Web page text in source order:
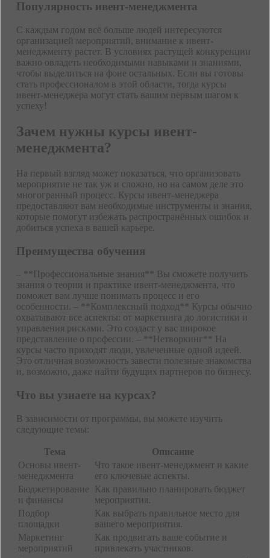
Популярность ивент-менеджмента
С каждым годом всё больше людей интересуются
организацией мероприятий, внимание к ивент-
менеджменту растет. В условиях растущей конкуренции
важно овладеть необходимыми навыками и знаниями,
чтобы выделиться на фоне остальных. Если вы готовы
стать профессионалом в этой области, тогда курсы
ивент-менеджера могут стать вашим первым шагом к
успеху!
Зачем нужны курсы ивент-
менеджмента?
На первый взгляд может показаться, что организовать
мероприятие не так уж и сложно, но на самом деле это
многогранный процесс. Курсы ивент-менеджера
предоставляют вам необходимые инструменты и знания,
которые помогут избежать распространённых ошибок и
добиться успеха в вашей карьере.
Преимущества обучения
– **Профессиональные знания** Вы сможете получить
знания о теории и практике ивент-менеджмента, что
поможет вам лучше понимать процесс и его
особенности. – **Комплексный подход** Курсы обычно
охватывают все аспекты: от маркетинга до логистики и
управления рисками. Это создаст у вас широкое
представление о профессии. – **Нетворкинг** На
курсы часто приходят люди, увлеченные одной идеей.
Это отличная возможность завести полезные знакомства
и, возможно, даже найти будущих партнеров по бизнесу.
Что вы узнаете на курсах?
В зависимости от программы, вы можете изучить
следующие темы:
Тема
Описание
Основы ивент-
менеджмента
Что такое ивент-менеджмент и какие
его ключевые аспекты.
Бюджетирование
и финансы
Как правильно планировать бюджет
мероприятия.
Подбор
площадки
Как выбрать правильное место для
вашего мероприятия.
Маркетинг
мероприятий
Как продвигать ваше событие и
привлекать участников.